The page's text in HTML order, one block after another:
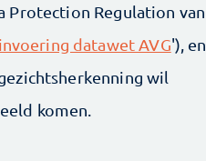
Protection Regulation van
datawet AVG'), en
wil
komen.